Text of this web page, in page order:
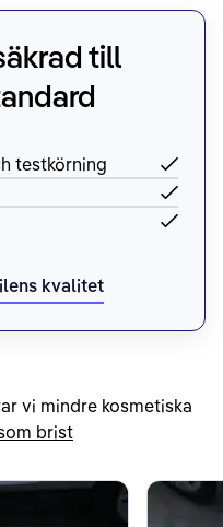
till
testkörning
kvalitet
vi mindre kosmetiska
brist